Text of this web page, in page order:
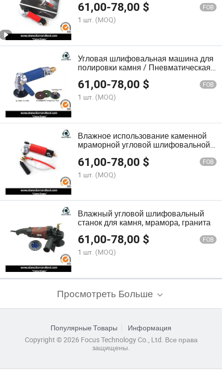
61,00-78,00 $ FOB
1 шт. (MOQ)
Угловая шлифовальная машина для
полировки камня / Пневматическая
угловая полировочная машина
61,00-78,00 $ FOB
1 шт. (MOQ)
Влажное использование каменной
мраморной угловой шлифовальной
61,00-78,00 $ FOB
1 шт. (MOQ)
Влажный угловой шлифовальный
станок для камня, мрамора, гранита
61,00-78,00 $ FOB
1 шт. (MOQ)
Просмотреть Больше
Популярные Товары
Информация
Copyright © 2026 Focus Technology Co., Ltd. Все права
защищены.